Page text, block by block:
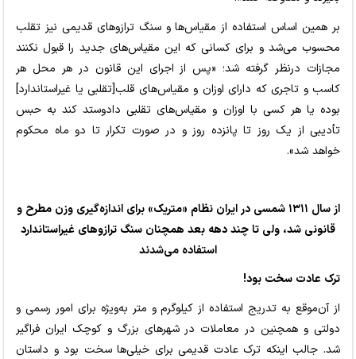
بر همین اساس استفاده از مقیاس‌ها و سنگ ترازوهای قدیمی نیز تقلب
محسوب می‌شد و برای کسانی که این مقیاس‌های جدید را قبول نکنند
مجازات درنظر گرفته شد؛ «پس از اجرای این قانون در هر محل هر
کاسب و تاجری که دارای اوزان و مقیاس‌های قلب[تقلبی یا غیراستاندارد]
بوده یا هر کسی با اوزان و مقیاس‌های تقلبی دادوستد کند به حبس
تأدیبی از یک روز تا پانزده روز و در صورت تکرار تا دو ماه محکوم
خواهد شد».
از سال ۱۳۱۱ شمسی در ایران نظام «متریک» برای اندازه‌گیری وزن مطرح و
قانونی شد، ولی تا چند دهه بعد همچنان سنگ ترازوهای غیراستاندارد
استفاده می‌شدند
ترک عادت سخت بود!
از آن‌موقع به تدریج استفاده از کیلوگرم و متر به‌ویژه برای امور رسمی و
دولتی و همچنین در معاملات در شهرهای بزرگ و کوچک ایران فراگیر
شد. جالب اینکه ترک عادت قدیمی برای خیلی‌ها سخت بود و داستان